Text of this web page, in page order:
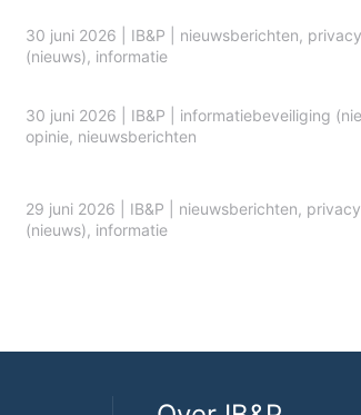
30 juni 2026 IB&P nieuwsberichten, privacy
(nieuws), informatie
30 juni 2026 IB&P
informatiebeveiliging
opinie, nieuwsberichten
29 juni 2026 IB&P nieuwsberichten, privacy
(nieuws), informatie